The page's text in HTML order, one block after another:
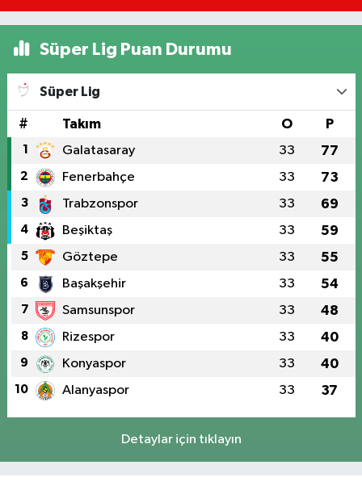
Süper Lig Puan Durumu
Süper Lig
# Takım O P
1 Galatasaray 33 77
2 Fenerbahçe 33 73
3 Trabzonspor 33 69
4 Beşiktaş 33 59
5 Göztepe 33 55
6 Başakşehir 33 54
7 Samsunspor 33 48
8 Rizespor 33 40
9 Konyaspor 33 40
10 Alanyaspor 33 37
Detaylar için tıklayın